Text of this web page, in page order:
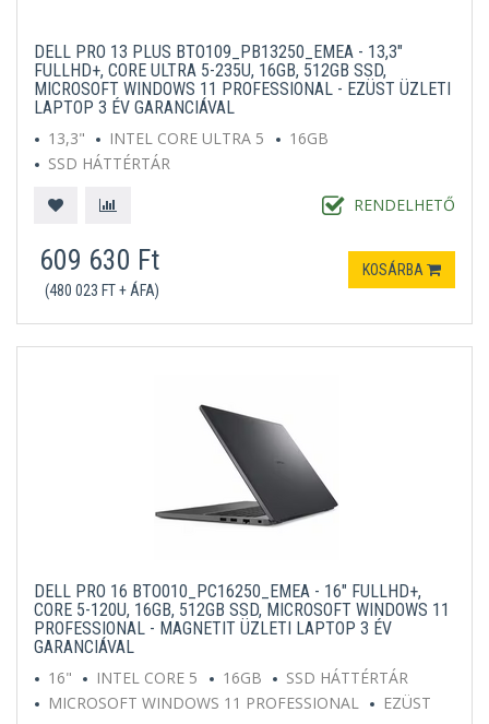
DELL PRO 13 PLUS BTO109_PB13250_EMEA - 13,3"
FULLHD+, CORE ULTRA 5-235U, 16GB, 512GB SSD,
MICROSOFT WINDOWS 11 PROFESSIONAL - EZÜST ÜZLETI
LAPTOP 3 ÉV GARANCIÁVAL
13,3"
INTEL CORE ULTRA 5
16GB
SSD HÁTTÉRTÁR
RENDELHETŐ
609 630 Ft
(480 023 FT + ÁFA)
KOSÁRBA
DELL PRO 16 BTO010_PC16250_EMEA - 16" FULLHD+,
CORE 5-120U, 16GB, 512GB SSD, MICROSOFT WINDOWS 11
PROFESSIONAL - MAGNETIT ÜZLETI LAPTOP 3 ÉV
GARANCIÁVAL
16"
INTEL CORE 5 16GB
SSD HÁTTÉRTÁR
MICROSOFT WINDOWS 11 PROFESSIONAL
EZÜST